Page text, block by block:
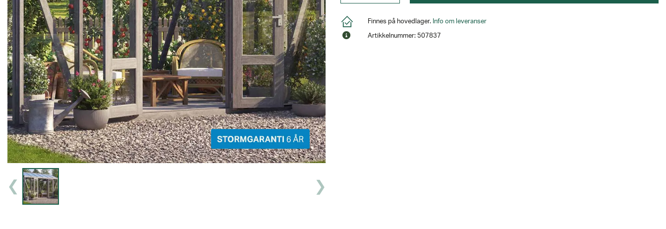
Finnes på hovedlager. Info om leveranser
Artikkelnummer: 507837